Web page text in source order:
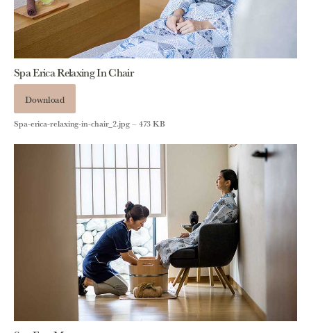
Spa Erica Relaxing In Chair
Download
Spa-erica-relaxing-in-chair_2.jpg – 473 KB